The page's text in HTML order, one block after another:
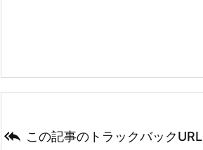
 この記事のトラックバックURL